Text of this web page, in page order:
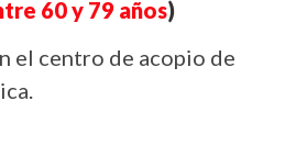
60 y 79 años)
el centro de acopio de